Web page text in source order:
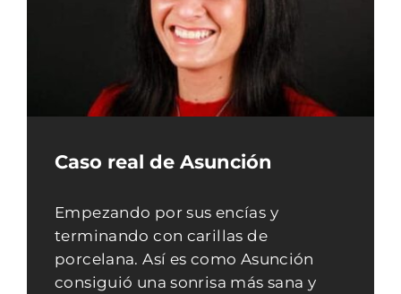
Caso real de Asunción
Empezando por sus encías y
terminando con carillas de
porcelana. Así es como Asunción
consiguió una sonrisa más sana y